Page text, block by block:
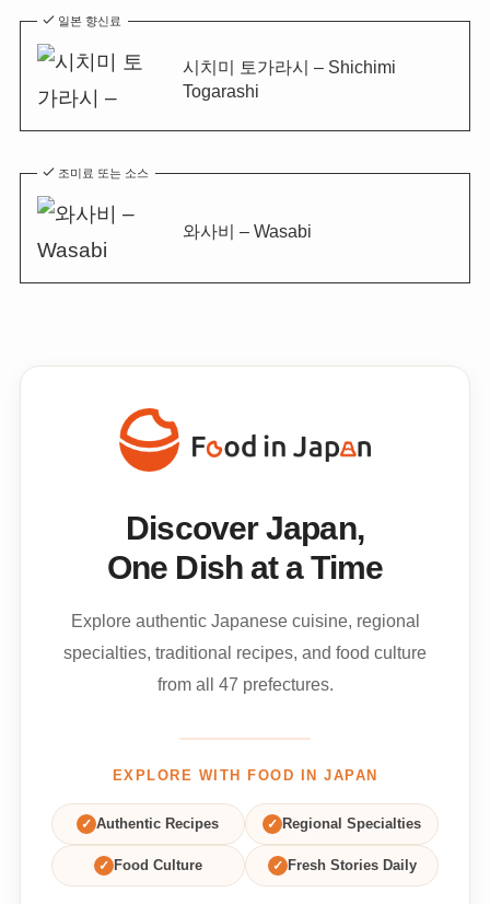
일본 향신료
시치미 토가라시 – Shichimi
Togarashi
조미료 또는 소스
와사비 – Wasabi
Discover Japan,
One Dish at a Time
Explore authentic Japanese cuisine, regional
specialties, traditional recipes, and food culture
from all 47 prefectures.
EXPLORE WITH FOOD IN JAPAN
✓ Authentic Recipes ✓ Regional Specialties
✓ Food Culture ✓ Fresh Stories Daily